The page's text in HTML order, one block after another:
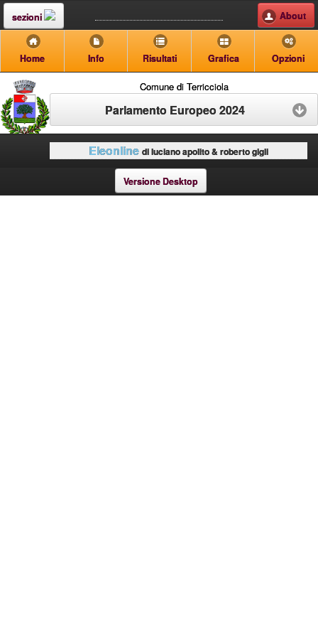
sezioni About
Home Info Risultati Grafica Opzioni
Comune di Terricciola
Parlamento Europeo 2024
Eleonline di luciano apolito & roberto gigli
Versione Desktop